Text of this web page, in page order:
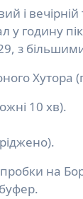
і
у годину
з
10 хв).
на